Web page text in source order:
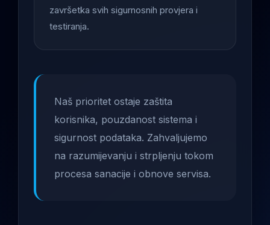
završetka svih sigurnosnih provjera i
testiranja.
Naš prioritet ostaje zaštita
korisnika, pouzdanost sistema i
sigurnost podataka. Zahvaljujemo
na razumijevanju i strpljenju tokom
procesa sanacije i obnove servisa.